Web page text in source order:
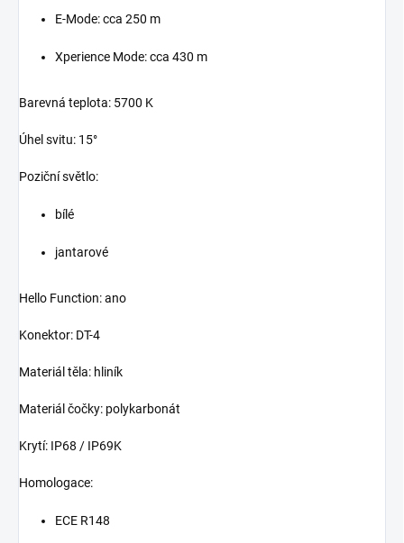
E-Mode: cca 250 m
Xperience Mode: cca 430 m
Barevná teplota: 5700 K
Úhel svitu: 15°
Poziční světlo:
bílé
jantarové
Hello Function: ano
Konektor: DT-4
Materiál těla: hliník
Materiál čočky: polykarbonát
Krytí: IP68 / IP69K
Homologace:
ECE R148